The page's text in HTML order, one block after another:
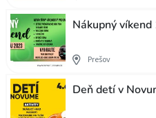
Nákupný
Prešov
Deň detí v